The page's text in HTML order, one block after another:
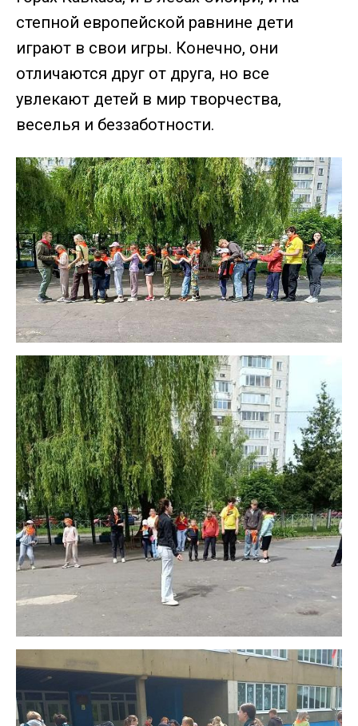
степной европейской равнине дети
играют в свои игры. Конечно, они
отличаются друг от друга, но все
увлекают детей в мир творчества,
веселья и беззаботности.